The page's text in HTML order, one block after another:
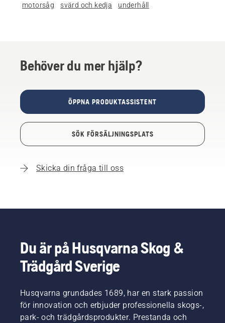
motorsåg svärd och kedja underhåll
Behöver du mer hjälp?
ÖPPNA PRODUKTASSISTENT
SÖK FÖRSÄLJNINGSPLATS
Skicka din fråga till oss
Du är på Husqvarna Skog &
Trädgård Sverige
Husqvarna grundades 1689, har en stark passion
för innovation och erbjuder professionella skogs-,
park- och trädgårdsprodukter. Prestanda och